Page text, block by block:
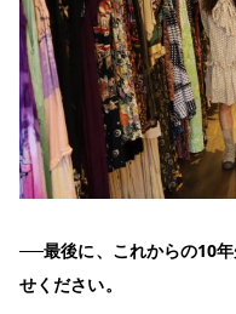
──最後に、これからの10
せください。